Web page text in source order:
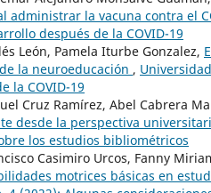
administrar la vacuna contra el
después de la COVID-19
León, Pamela Iturbe Gonzalez,
la neuroeducación ,
la COVID-19
Cruz Ramírez, Abel Cabrera
desde la perspectiva
los estudios bibliométricos
Casimiro Urcos, Fanny
motrices básicas en